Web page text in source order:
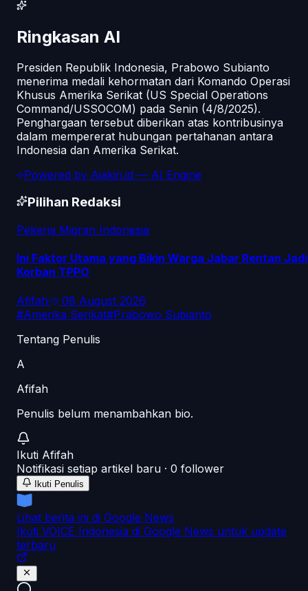
Ringkasan AI
Presiden Republik Indonesia, Prabowo Subianto
menerima medali kehormatan dari Komando Operasi
Khusus Amerika Serikat (US Special Operations
Command/USSOCOM) pada Senin (4/8/2025).
Penghargaan tersebut diberikan atas kontribusinya
dalam mempererat hubungan pertahanan antara
Indonesia dan Amerika Serikat.
Powered by Ajakin.id — AI Engine
Pilihan Redaksi
Pekerja Migran Indonesia
Ini Faktor Utama yang Bikin Warga Jabar Rentan Jadi
Korban TPPO
Afifah·
08 August 2026
#Amerika Serikat#Prabowo Subianto
Tentang Penulis
A
Afifah
Penulis belum menambahkan bio.
Ikuti Afifah
Notifikasi setiap artikel baru · 0 follower
Ikuti Penulis
Lihat berita ini di Google News
Ikuti VOICE Indonesia di Google News untuk update
terbaru